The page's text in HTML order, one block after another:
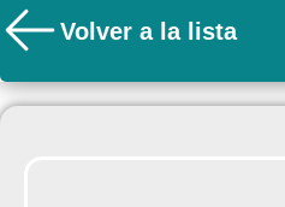
Volver a la lista